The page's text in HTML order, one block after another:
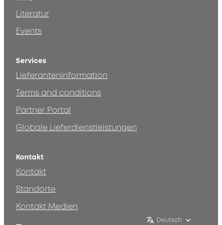
Literatur
Events
Services
Lieferanteninformation
Terms and conditions
Partner Portal
Globale Lieferdienstleistungen
Kontakt
Kontakt
Standorte
Kontakt Medien
Deutsch